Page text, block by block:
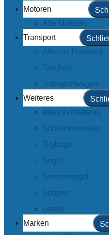
Motoren
Alle Motoren
Transport
Alles in Transport
Taschen
Transportwagen
Weiteres
Alles in Weiteres
Schwimmwesten
Drybags
Segel
Sonnensegel
Adapter
Leash
Marken